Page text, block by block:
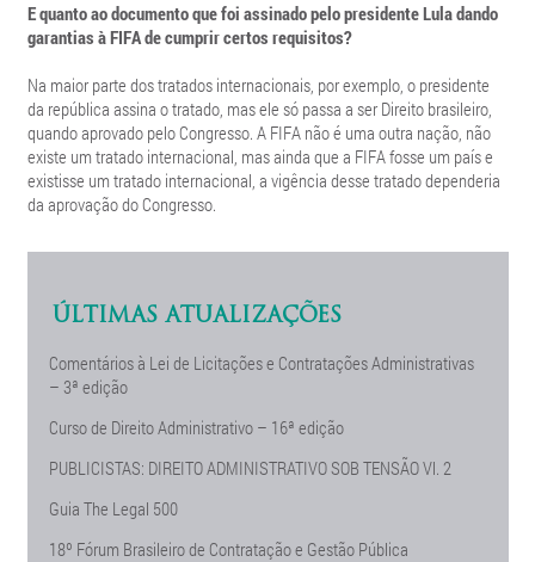
E quanto ao documento que foi assinado pelo presidente Lula dando
garantias à FIFA de cumprir certos requisitos?
Na maior parte dos tratados internacionais, por exemplo, o presidente
da república assina o tratado, mas ele só passa a ser Direito brasileiro,
quando aprovado pelo Congresso. A FIFA não é uma outra nação, não
existe um tratado internacional, mas ainda que a FIFA fosse um país e
existisse um tratado internacional, a vigência desse tratado dependeria
da aprovação do Congresso.
ÚLTIMAS ATUALIZAÇÕES
Comentários à Lei de Licitações e Contratações Administrativas
– 3ª edição
Curso de Direito Administrativo – 16ª edição
PUBLICISTAS: DIREITO ADMINISTRATIVO SOB TENSÃO Vl. 2
Guia The Legal 500
18º Fórum Brasileiro de Contratação e Gestão Pública